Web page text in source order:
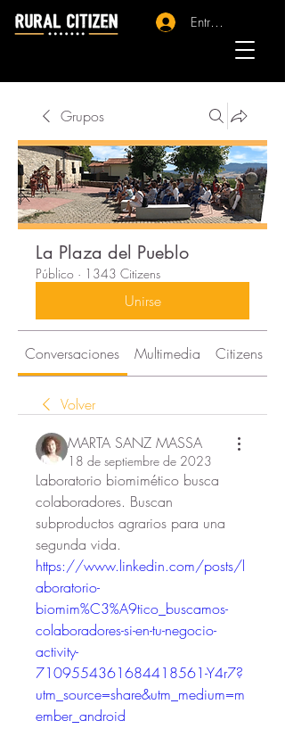
Entrar - Registro
Grupos
La Plaza del Pueblo
Público · 1343 Citizens
Unirse
Conversaciones Multimedia Citizens
Volver
MARTA SANZ MASSA
18 de septiembre de 2023
Laboratorio biomimético busca
colaboradores. Buscan
subproductos agrarios para una
segunda vida.
https://www.linkedin.com/posts/l
aboratorio-
biomim%C3%A9tico_buscamos-
colaboradores-si-en-tu-negocio-
activity-
7109554361684418561-Y4r7?
utm_source=share&utm_medium=m
ember_android